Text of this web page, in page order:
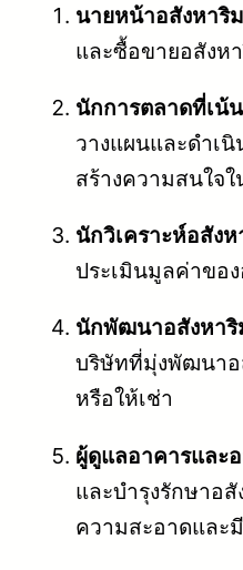
นายหน้าอสังหาริ
และซื้อขายอสังห
นักการตลาดที่เน้
วางแผนและดำเ
สร้างความสนใจ
นักวิเคราะห์อสัง
ประเมินมูลค่าขอ
นักพัฒนาอสังหา
บริษัทที่มุ่งพัฒนาอ
หรือให้เช่า
ผู้ดูแลอาคารและ
และบำรุงรักษาอ
ความสะอาดและ